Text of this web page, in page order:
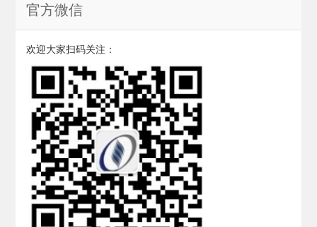
官方微信
欢迎大家扫码关注：